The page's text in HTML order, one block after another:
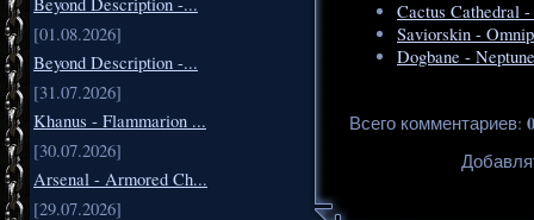
[01.08.2026]
Beyond Description -...
[31.07.2026]
Khanus - Flammarion ...
[30.07.2026]
Arsenal - Armored Ch...
[29.07.2026]
Cactus Cathedral
Saviorskin -
Dogbane -
Всего комментариев: 0